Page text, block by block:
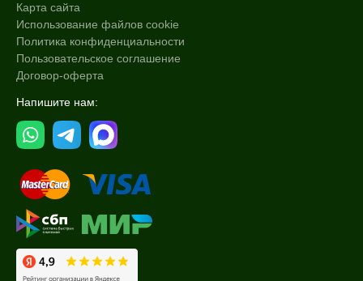
Карта сайта
Использование файлов cookie
Политика конфиденциальности
Пользовательское соглашение
Договор-оферта
Напишите нам: